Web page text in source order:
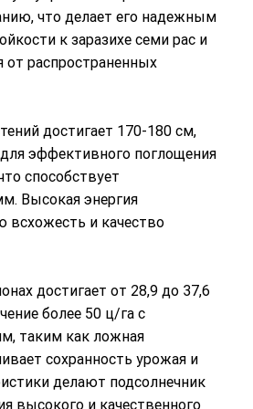
что делает его надежным
к заразихе семи рас и
от распространенных
достигает 170-180 см,
эффективного поглощения
способствует
Высокая энергия
всхожесть и качество
достигает от 28,9 до 37,6
более 50 ц/га с
таким как ложная
сохранность урожая и
делают подсолнечник
высокого и качественного